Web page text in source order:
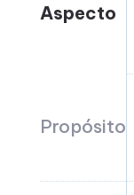
Aspecto
Propósito